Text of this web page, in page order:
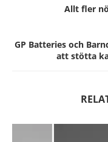
Allt fler
GP Batteries och
att stötta